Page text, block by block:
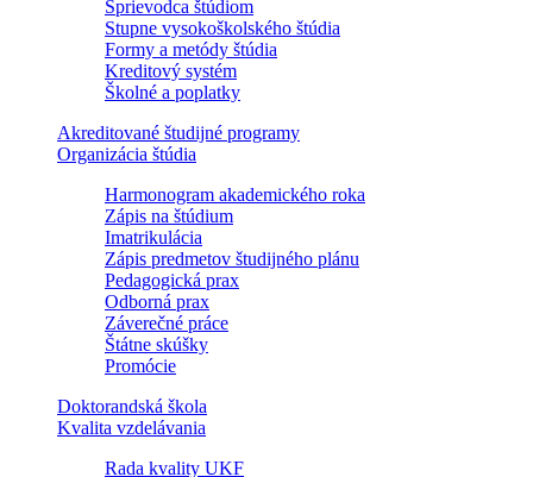
Sprievodca štúdiom
Stupne vysokoškolského štúdia
Formy a metódy štúdia
Kreditový systém
Školné a poplatky
Akreditované študijné programy
Organizácia štúdia
Harmonogram akademického roka
Zápis na štúdium
Imatrikulácia
Zápis predmetov študijného plánu
Pedagogická prax
Odborná prax
Záverečné práce
Štátne skúšky
Promócie
Doktorandská škola
Kvalita vzdelávania
Rada kvality UKF